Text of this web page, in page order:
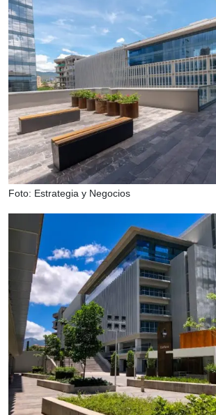
Foto: Estrategia y Negocios